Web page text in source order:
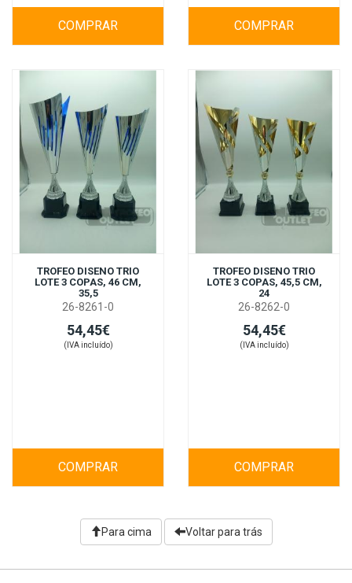
COMPRAR COMPRAR
TROFEO DISENO TRIO
LOTE 3 COPAS, 46 CM,
35,5
26-8261-0
54,45€
(IVA incluído)
COMPRAR
TROFEO DISENO TRIO
LOTE 3 COPAS, 45,5 CM,
24
26-8262-0
54,45€
(IVA incluído)
COMPRAR
Para cima Voltar para trás